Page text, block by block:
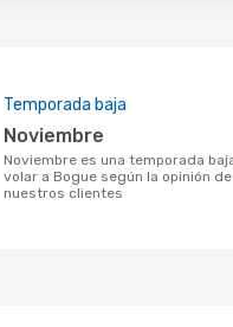
Temporada baja
noviembre
noviembre es una temporada baja para
volar a Bogue según la opinión de
nuestros clientes